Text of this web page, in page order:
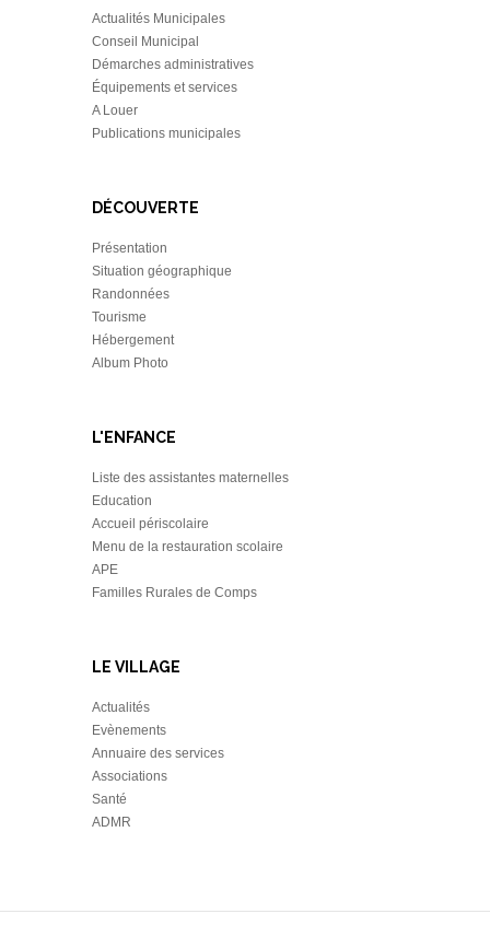
Actualités Municipales
Conseil Municipal
Démarches administratives
Équipements et services
A Louer
Publications municipales
DÉCOUVERTE
Présentation
Situation géographique
Randonnées
Tourisme
Hébergement
Album Photo
L'ENFANCE
Liste des assistantes maternelles
Education
Accueil périscolaire
Menu de la restauration scolaire
APE
Familles Rurales de Comps
LE VILLAGE
Actualités
Evènements
Annuaire des services
Associations
Santé
ADMR